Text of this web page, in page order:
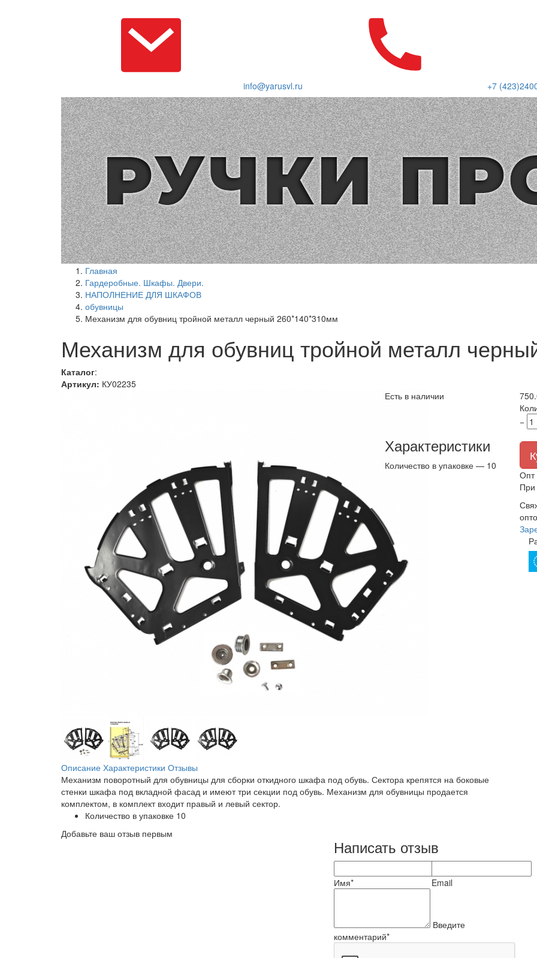
info@yarusvl.ru +7
Главная
Гардеробные. Шкафы. Двери.
НАПОЛНЕНИЕ ДЛЯ ШКАФОВ
обувницы
Механизм для обувниц тройной металл черный 260*140*310мм
Механизм для обувниц тройной металл
Каталог:
Артикул: КУ02235
Есть в наличии
Характеристики
Количество в упаковке — 10
−
Опт
При
Описание Характеристики Отзывы
Механизм поворотный для обувницы для сборки откидного шкафа под обувь. Сектора крепятся на боковые
стенки шкафа под вкладной фасад и имеют три секции под обувь. Механизм для обувницы продается
комплектом, в комплект входит правый и левый сектор.
Количество в упаковке 10
Добавьте ваш отзыв первым
Написать отзыв
Имя* Email
Введите
комментарий*